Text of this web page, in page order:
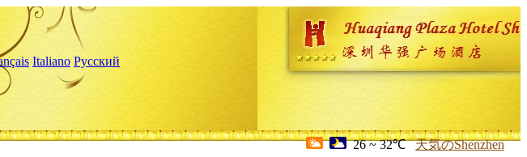
Italiano Русский
26 ~ 32℃ 天気のShenzhen